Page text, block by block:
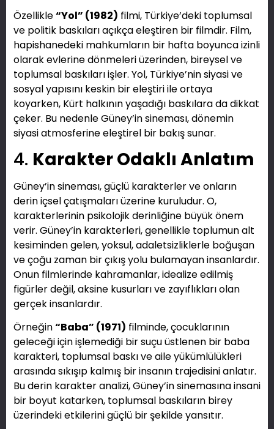
Özellikle“Yol” (1982) filmi, Türkiye’deki toplumsal
ve politik baskıları açıkça eleştiren bir filmdir. Film,
hapishanedeki mahkumların bir hafta boyunca izinli
olarak evlerine dönmeleri üzerinden, bireysel ve
toplumsal baskıları işler. Yol, Türkiye’nin siyasi ve
sosyal yapısını keskin bir eleştiri ile ortaya
koyarken, Kürt halkının yaşadığı baskılara da dikkat
çeker. Bu nedenle Güney’in sineması, dönemin
siyasi atmosferine eleştirel bir bakış sunar.
4. Karakter Odaklı Anlatım
Güney’in sineması, güçlü karakterler ve onların
derin içsel çatışmaları üzerine kuruludur. O,
karakterlerinin psikolojik derinliğine büyük önem
verir. Güney’in karakterleri, genellikle toplumun alt
kesiminden gelen, yoksul, adaletsizliklerle boğuşan
ve çoğu zaman bir çıkış yolu bulamayan insanlardır.
Onun filmlerinde kahramanlar, idealize edilmiş
figürler değil, aksine kusurları ve zayıflıkları olan
gerçek insanlardır.
Örneğin“Baba” (1971) filminde, çocuklarının
geleceği için işlemediği bir suçu üstlenen bir baba
karakteri, toplumsal baskı ve aile yükümlülükleri
arasında sıkışıp kalmış bir insanın trajedisini anlatır.
Bu derin karakter analizi, Güney’in sinemasına insani
bir boyut katarken, toplumsal baskıların birey
üzerindeki etkilerini güçlü bir şekilde yansıtır.